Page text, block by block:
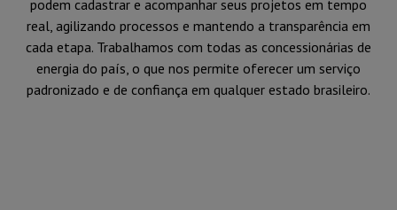
podem cadastrar e acompanhar seus projetos em tempo
real, agilizando processos e mantendo a transparência em
cada etapa. Trabalhamos com todas as concessionárias de
energia do país, o que nos permite oferecer um serviço
padronizado e de confiança em qualquer estado brasileiro.